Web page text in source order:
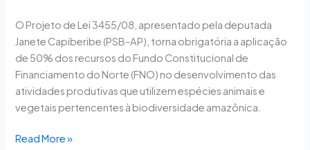
O Projeto de Lei 3455/08, apresentado pela deputada
Janete Capiberibe (PSB-AP), torna obrigatória a aplicação
de 50% dos recursos do Fundo Constitucional de
Financiamento do Norte (FNO) no desenvolvimento das
atividades produtivas que utilizem espécies animais e
vegetais pertencentes à biodiversidade amazônica.
Constitucional
do
Norte
Read More »